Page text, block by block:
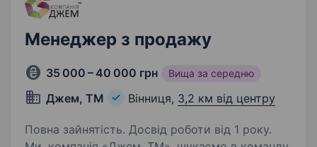
Менеджер з продажу
35 000 – 40 000 грн Вища за середню
Джем, ТМ Вінниця, 3,2 км від центру
Повна зайнятість. Досвід роботи від 1 року.